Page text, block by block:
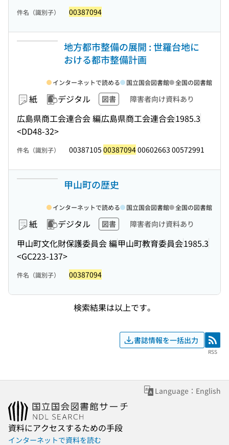
件名（識別子） 00387094
地方都市整備の展開 : 世羅台地に
おける都市整備計画
紙 デジタル 図書 障害者向け資料あり
広島県商工会連合会 編広島県商工会連合会1985.3
<DD48-32>
インターネットで読める 国立国会図書館 全国の図書館
件名（識別子） 00387105 0038709400602663 00572991
甲山町の歴史
紙 デジタル 図書 障害者向け資料あり
甲山町文化財保護委員会 編甲山町教育委員会1985.3
<GC223-137>
インターネットで読める 国立国会図書館 全国の図書館
件名（識別子） 00387094
検索結果は以上です。
書誌情報を一括出力 RSS
RSS
Language：English
資料にアクセスするための手段
インターネットで資料を読む